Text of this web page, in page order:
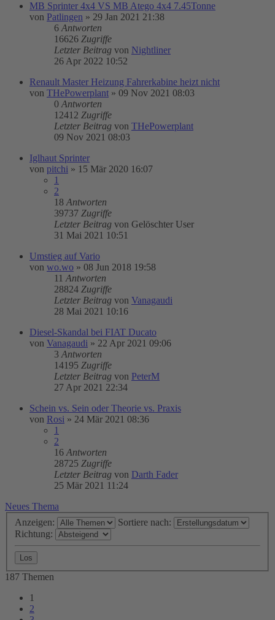
MB Sprinter 4x4 VS MB Atego 4x4 7.45Tonne
von Patlingen » 29 Jan 2021 21:38
6 Antworten
16626 Zugriffe
Letzter Beitrag von Nightliner
26 Apr 2022 10:52
Renault Master Heizung Fahrerkabine heizt nicht
von THePowerplant » 09 Nov 2021 08:03
0 Antworten
12412 Zugriffe
Letzter Beitrag von THePowerplant
09 Nov 2021 08:03
Iglhaut Sprinter
von pitchi » 15 Mär 2020 16:07
1
2
18 Antworten
39737 Zugriffe
Letzter Beitrag von Gelöschter User
31 Mai 2021 10:51
Umstieg auf Vario
von wo.wo » 08 Jun 2018 19:58
11 Antworten
28824 Zugriffe
Letzter Beitrag von Vanagaudi
28 Mai 2021 10:16
Diesel-Skandal bei FIAT Ducato
von Vanagaudi » 22 Apr 2021 09:06
3 Antworten
14195 Zugriffe
Letzter Beitrag von PeterM
27 Apr 2021 22:34
Schein vs. Sein oder Theorie vs. Praxis
von Rosi » 24 Mär 2021 08:36
1
2
16 Antworten
28725 Zugriffe
Letzter Beitrag von Darth Fader
25 Mär 2021 11:24
Neues Thema
Anzeigen:
Sortiere nach:
Richtung:
187 Themen
1
2